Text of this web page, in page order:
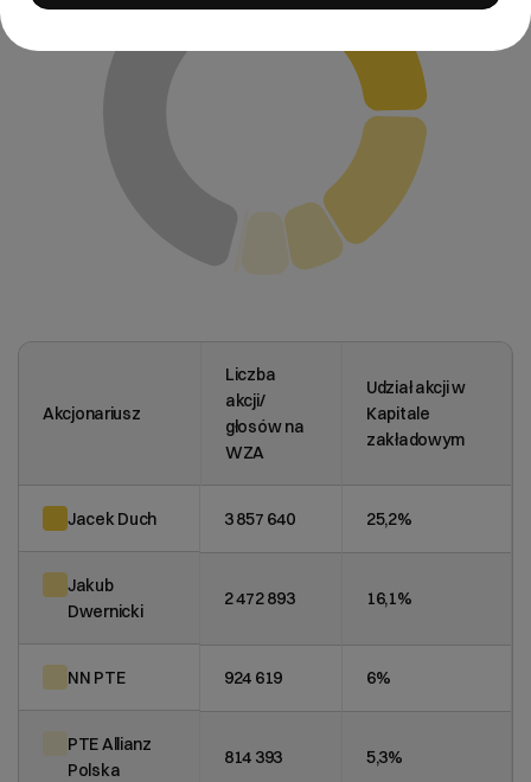
Akcjonariusz
Liczba
akcji/
głosów na
WZA
Udział akcji w
Kapitale
zakładowym
Jacek Duch 3 857 640 25,2%
Jakub
Dwernicki
2 472 893 16,1%
NN PTE 924 619 6%
PTE Allianz
Polska
814 393 5,3%